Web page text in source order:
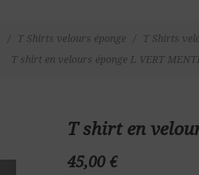
/ T Shirts velours éponge / T Shirts
T shirt en velours éponge L VERT
T shirt en
45,00 €